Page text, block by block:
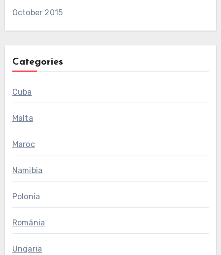
October 2015
Categories
Cuba
Malta
Maroc
Namibia
Polonia
România
Ungaria